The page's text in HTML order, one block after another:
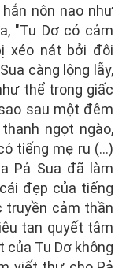
nôn nao như
"Tu Dơ có cảm
xéo nát bởi đôi
càng lộng lẫy,
thể trong giấc
sau một đêm
ngọt ngào,
tiếng mẹ ru (...)
Pả Sua đã làm
đẹp của tiếng
truyền cảm thần
tan quyết tâm
của Tu Dơ không